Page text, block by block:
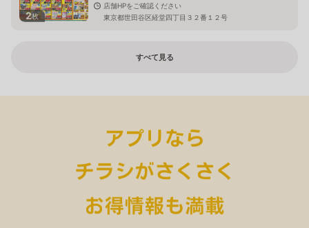
2枚
店舗HPをご確認ください
東京都世田谷区経堂四丁目３２番１２号
すべて見る